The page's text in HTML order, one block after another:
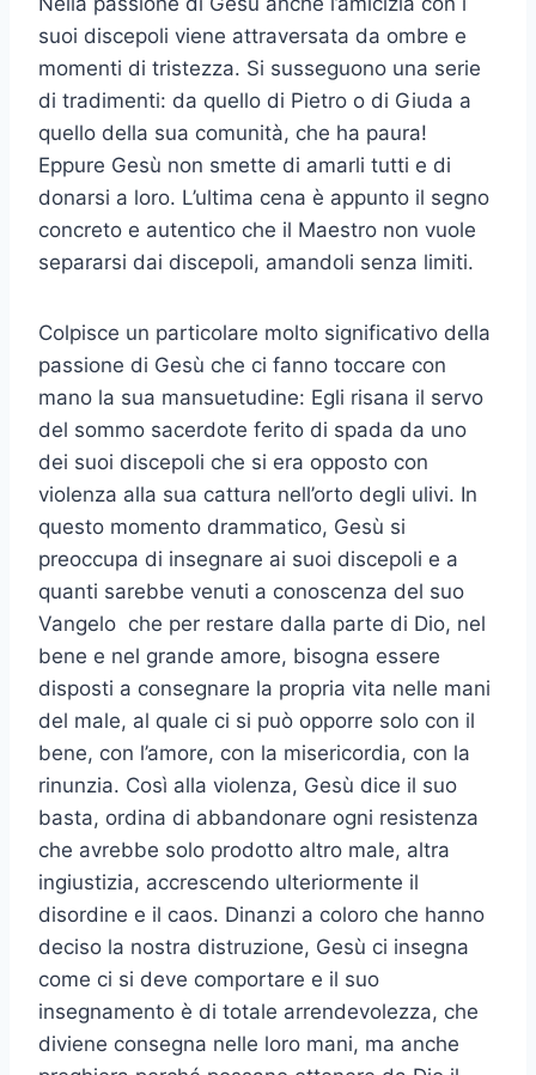
suoi discepoli viene attraversata da ombre e
momenti di tristezza. Si susseguono una serie
di tradimenti: da quello di Pietro o di Giuda a
quello della sua comunità, che ha paura!
Eppure Gesù non smette di amarli tutti e di
donarsi a loro. L’ultima cena è appunto il segno
concreto e autentico che il Maestro non vuole
separarsi dai discepoli, amandoli senza limiti.
Colpisce un particolare molto significativo della
passione di Gesù che ci fanno toccare con
mano la sua mansuetudine: Egli risana il servo
del sommo sacerdote ferito di spada da uno
dei suoi discepoli che si era opposto con
violenza alla sua cattura nell’orto degli ulivi. In
questo momento drammatico, Gesù si
preoccupa di insegnare ai suoi discepoli e a
quanti sarebbe venuti a conoscenza del suo
Vangelo che per restare dalla parte di Dio, nel
bene e nel grande amore, bisogna essere
disposti a consegnare la propria vita nelle mani
del male, al quale ci si può opporre solo con il
bene, con l’amore, con la misericordia, con la
rinunzia. Così alla violenza, Gesù dice il suo
basta, ordina di abbandonare ogni resistenza
che avrebbe solo prodotto altro male, altra
ingiustizia, accrescendo ulteriormente il
disordine e il caos. Dinanzi a coloro che hanno
deciso la nostra distruzione, Gesù ci insegna
come ci si deve comportare e il suo
insegnamento è di totale arrendevolezza, che
diviene consegna nelle loro mani, ma anche